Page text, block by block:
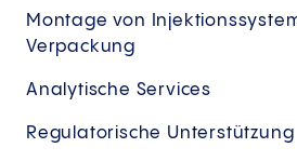
Montage von
Verpackung
Analytische Services
Regulatorische Unterstützung